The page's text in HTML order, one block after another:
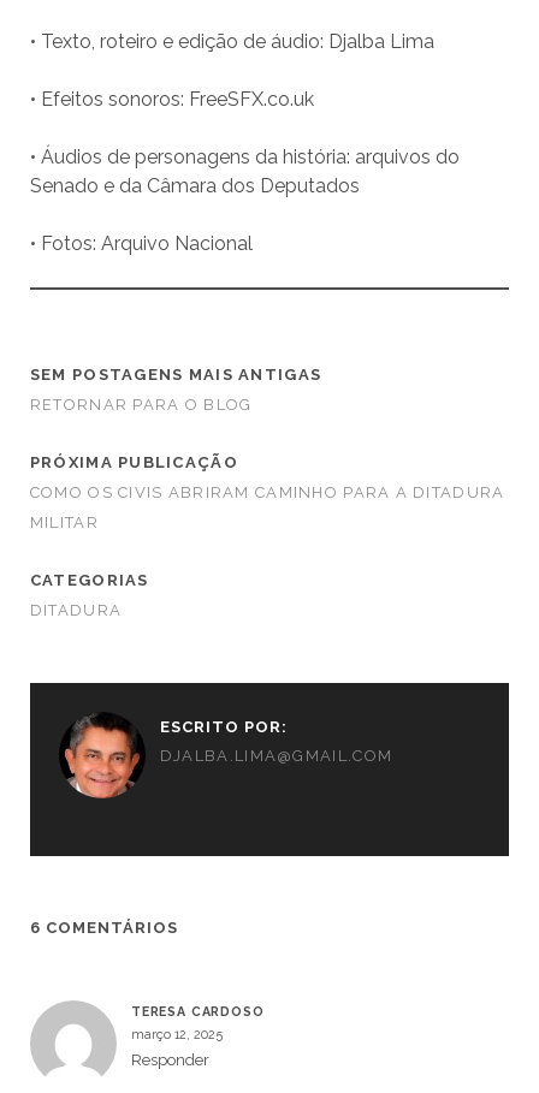
• Texto, roteiro e edição de áudio: Djalba Lima
• Efeitos sonoros: FreeSFX.co.uk
• Áudios de personagens da história: arquivos do
Senado e da Câmara dos Deputados
• Fotos: Arquivo Nacional
SEM POSTAGENS MAIS ANTIGAS
RETORNAR PARA O BLOG
PRÓXIMA PUBLICAÇÃO
COMO OS CIVIS ABRIRAM CAMINHO PARA A DITADURA
MILITAR
CATEGORIAS
DITADURA
ESCRITO POR:
DJALBA.LIMA@GMAIL.COM
6 COMENTÁRIOS
TERESA CARDOSO
março 12, 2025
Responder